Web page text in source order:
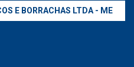
E BORRACHAS LTDA - ME